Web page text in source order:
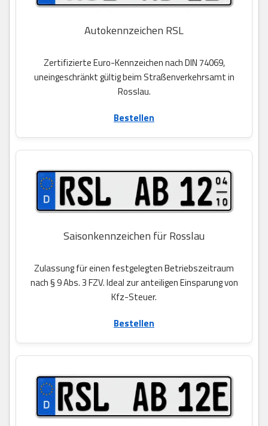
Autokennzeichen RSL
Zertifizierte Euro-Kennzeichen nach DIN 74069,
uneingeschränkt gültig beim Straßenverkehrsamt in
Rosslau.
Bestellen
Saisonkennzeichen für Rosslau
Zulassung für einen festgelegten Betriebszeitraum
nach § 9 Abs. 3 FZV. Ideal zur anteiligen Einsparung von
Kfz-Steuer.
Bestellen